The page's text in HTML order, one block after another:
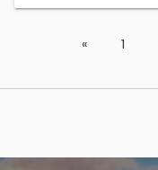
«Previous
1